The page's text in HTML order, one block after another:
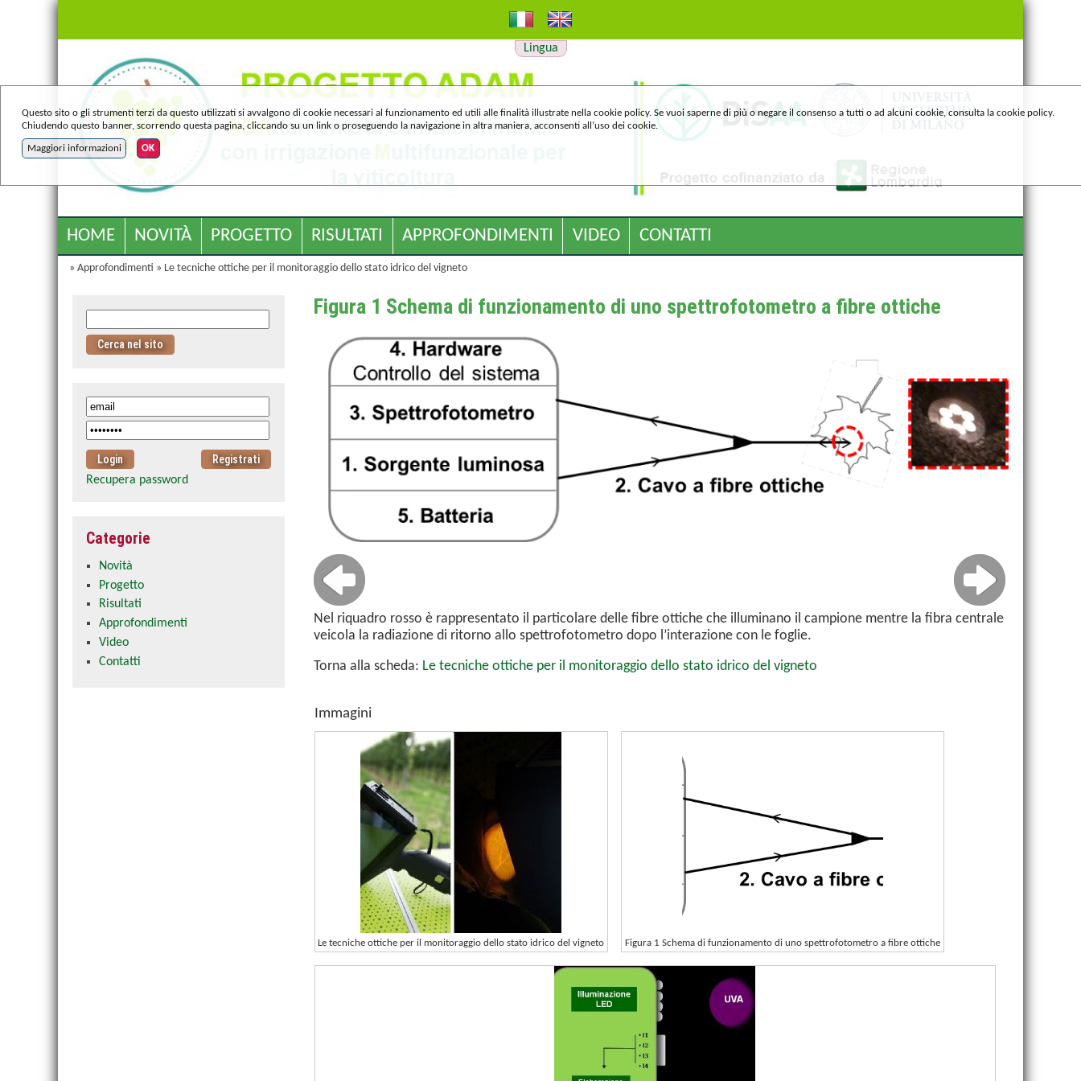
Lingua
HOME NOVITÀ PROGETTO RISULTATI APPROFONDIMENTI VIDEO CONTATTI
»Approfondimenti » Le tecniche ottiche per il monitoraggio dello stato idrico del vigneto
Figura 1 Schema di funzionamento di uno spettrofotometro a fibre ottiche
Nel riquadro rosso è rappresentato il particolare delle fibre ottiche che illuminano il campione mentre la fibra centrale
veicola la radiazione di ritorno allo spettrofotometro dopo l’interazione con le foglie.
Torna alla scheda: Le tecniche ottiche per il monitoraggio dello stato idrico del vigneto
Immagini
Le tecniche ottiche per il monitoraggio dello stato idrico del vigneto Figura 1 Schema di funzionamento di uno spettrofotometro a fibre ottiche
Recupera password
Categorie
Novità
Progetto
Risultati
Approfondimenti
Video
Contatti
Questo sito o gli strumenti terzi da questo utilizzati si avvalgono di cookie necessari al funzionamento ed utili alle finalità illustrate nella cookie policy. Se vuoi saperne di più o negare il consenso a tutti o ad alcuni cookie, consulta la cookie policy.
Chiudendo questo banner, scorrendo questa pagina, cliccando su un link o proseguendo la navigazione in altra maniera, acconsenti all’uso dei cookie.
Maggiori informazioni OK